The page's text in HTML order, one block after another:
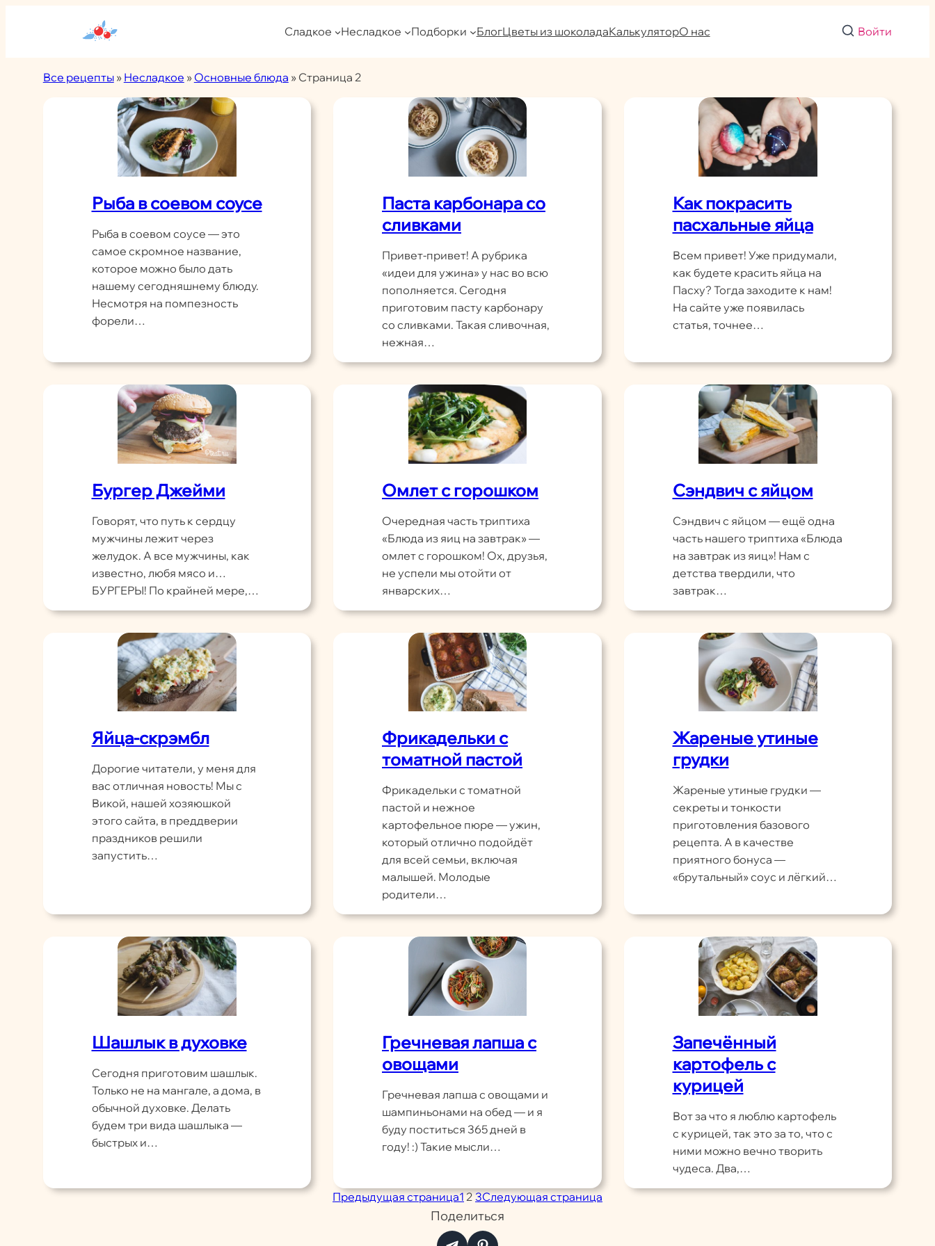
Сладкое Несладкое Подборки БлогЦветы из шоколадаКалькуляторО нас Войти
Все рецепты» Несладкое »Основные блюда » Страница 2
Рыба в соевом соусе
Рыба в соевом соусе — это
самое скромное название,
которое можно было дать
нашему сегодняшнему блюду.
Несмотря на помпезность
форели…
Паста карбонара со
сливками
Привет-привет! А рубрика
«идеи для ужина» у нас во всю
пополняется. Сегодня
приготовим пасту карбонару
со сливками. Такая сливочная,
нежная…
Как покрасить
пасхальные яйца
Всем привет! Уже придумали,
как будете красить яйца на
Пасху? Тогда заходите к нам!
На сайте уже появилась
статья, точнее…
Бургер Джейми
Говорят, что путь к сердцу
мужчины лежит через
желудок. А все мужчины, как
известно, любя мясо и…
БУРГЕРЫ! По крайней мере,…
Омлет с горошком
Очередная часть триптиха
«Блюда из яиц на завтрак» —
омлет с горошком! Ох, друзья,
не успели мы отойти от
январских…
Сэндвич с яйцом
Сэндвич с яйцом — ещё одна
часть нашего триптиха «Блюда
на завтрак из яиц»! Нам с
детства твердили, что
завтрак…
Яйца-скрэмбл
Дорогие читатели, у меня для
вас отличная новость! Мы с
Викой, нашей хозяюшкой
этого сайта, в преддверии
праздников решили
запустить…
Фрикадельки с
томатной пастой
Фрикадельки с томатной
пастой и нежное
картофельное пюре — ужин,
который отлично подойдёт
для всей семьи, включая
малышей. Молодые
родители…
Жареные утиные
грудки
Жареные утиные грудки —
секреты и тонкости
приготовления базового
рецепта. А в качестве
приятного бонуса —
«брутальный» соус и лёгкий…
Шашлык в духовке
Сегодня приготовим шашлык.
Только не на мангале, а дома, в
обычной духовке. Делать
будем три вида шашлыка —
быстрых и…
Гречневая лапша с
овощами
Гречневая лапша с овощами и
шампиньонами на обед — и я
буду поститься 365 дней в
году! :) Такие мысли…
Запечённый
картофель с
курицей
Вот за что я люблю картофель
с курицей, так это за то, что с
ними можно вечно творить
чудеса. Два,…
Предыдущая страница123Следующая страница
Поделиться